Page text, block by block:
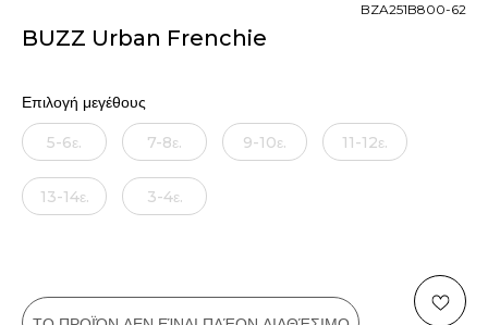
BUZZ Urban Frenchie
BZA251B800-62
Επιλογή μεγέθους
5-6ε. 7-8ε. 9-10ε. 11-12ε.
13-14ε. 3-4ε.